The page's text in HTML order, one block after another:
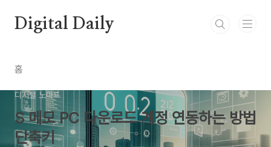
Digital Daily
홈
디지털 노마드
S 메모 PC 다운로드 계정 연동하는 방법
단축키